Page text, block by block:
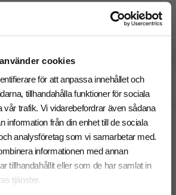
cookies
för att anpassa innehållet och
tillhandahålla funktioner för sociala
vår trafik. Vi vidarebefordrar även sådana
information från din enhet till de sociala
analysföretag som vi samarbetar med.
informationen med annan
tillhandahållit eller som de har samlat in
tjänster.
Beräknad leveranstid: 10 arbetsdagar
Snabbare leverans? Kontakta oss.